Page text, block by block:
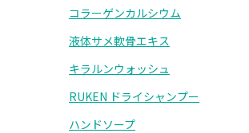
コラーゲンカルシウム
液体サメ軟骨エキス
キラルンウォッシュ
RUKEN ドライシャンプー
ハンドソープ